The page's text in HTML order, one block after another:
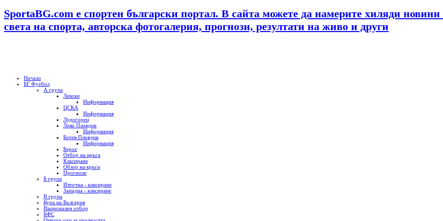
SportaBG.com е спортен български портал. В сайта можете да намерите хиляди новини
света на спорта, авторска фотогалерия, прогнози, резултати на живо и други
Начало
БГ Футбол
А група
Левски
Информация
ЦСКА
Информация
Лудогорец
Локо Пловдив
Информация
Ботев Пловдив
Информация
Берое
Отбор на кръга
Класиране
Обзор на кръга
Прогнози
Б група
Източна - класиране
Западна - класиране
В група
Купа на България
Национален отбор
БФС